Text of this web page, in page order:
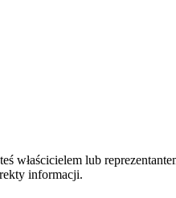
właścicielem lub
informacji.